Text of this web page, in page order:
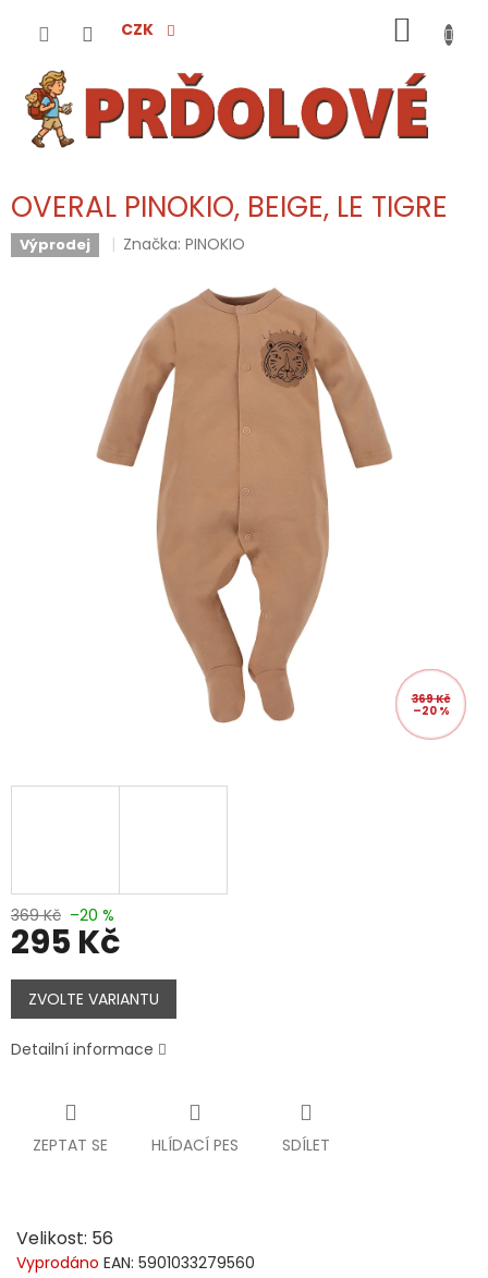
CZK
KOŠÍK
OVERAL PINOKIO, BEIGE, LE TIGRE
Výprodej Značka:PINOKIO
369 Kč
–20 %
369 Kč –20 %
295 Kč
Měrná
cena:
ZVOLTE VARIANTU
Detailní informace
ZEPTAT SE HLÍDACÍ PES SDÍLET
Velikost: 56
Vyprodáno EAN: 5901033279560